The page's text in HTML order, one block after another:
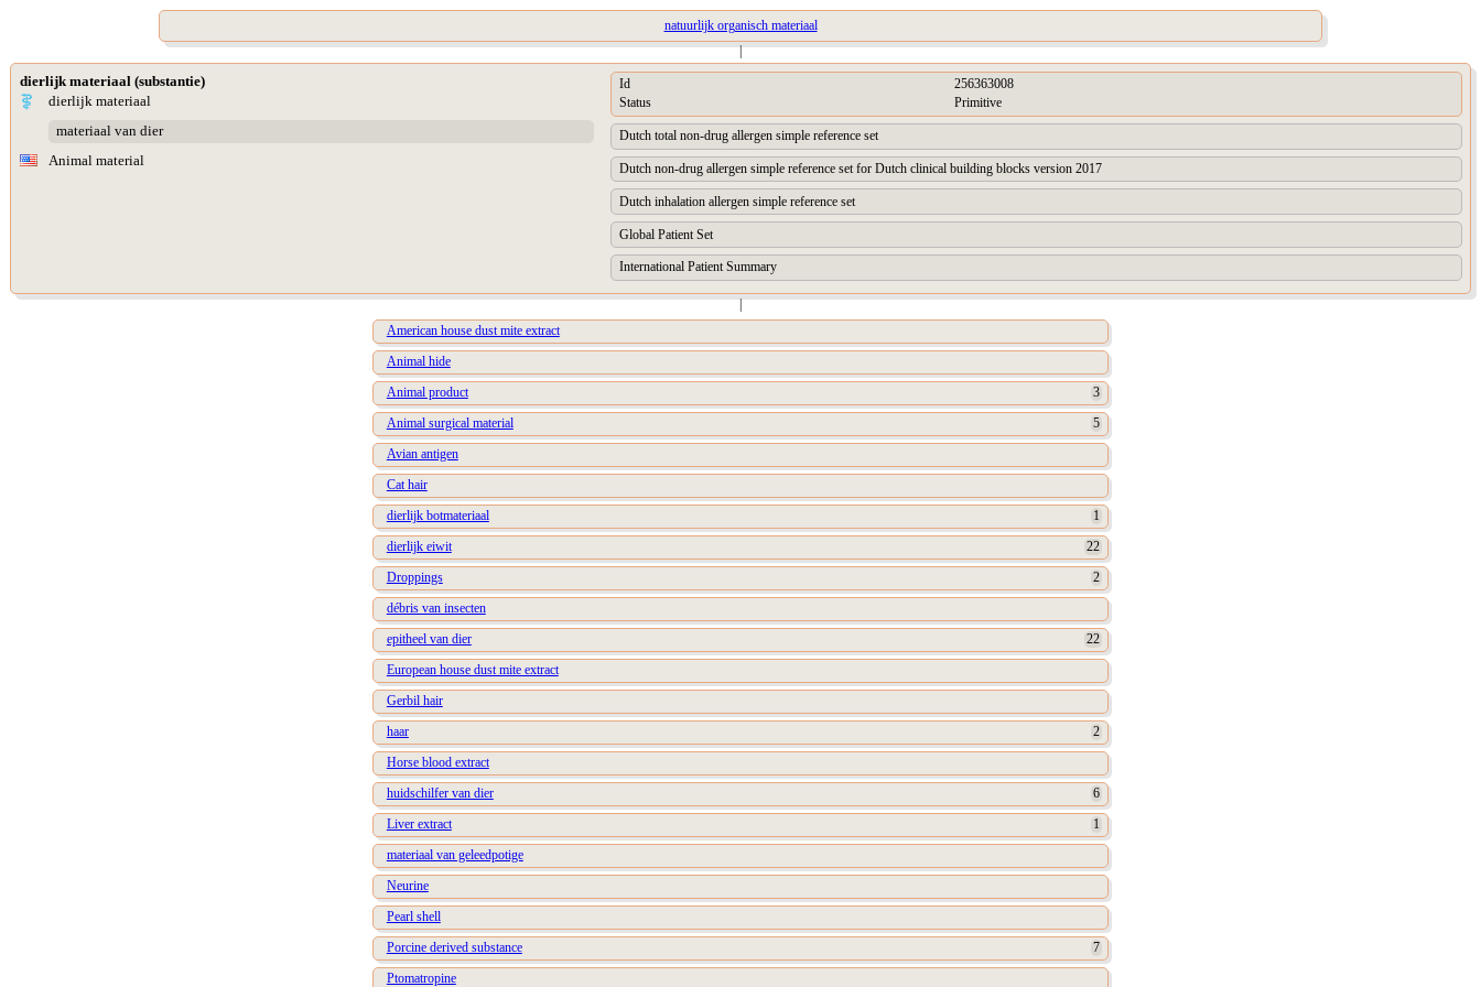
natuurlijk organisch materiaal
|
dierlijk materiaal (substantie)
dierlijk materiaal
materiaal van dier
Animal material
Id
256363008
Status
Primitive
Dutch total non-drug allergen simple reference set
Dutch non-drug allergen simple reference set for Dutch clinical building blocks version 2017
Dutch inhalation allergen simple reference set
Global Patient Set
International Patient Summary
|
American house dust mite extract
Animal hide
Animal product
3
Animal surgical material
5
Avian antigen
Cat hair
dierlijk botmateriaal
1
dierlijk eiwit
22
Droppings
2
débris van insecten
epitheel van dier
22
European house dust mite extract
Gerbil hair
haar
2
Horse blood extract
huidschilfer van dier
6
Liver extract
1
materiaal van geleedpotige
Neurine
Pearl shell
Porcine derived substance
7
Ptomatropine